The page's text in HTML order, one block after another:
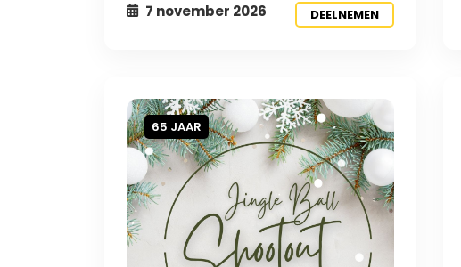
7 november 2026 DEELNEMEN
65 JAAR